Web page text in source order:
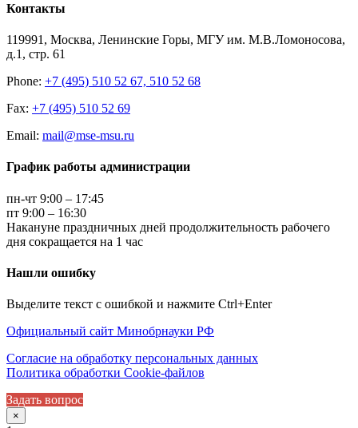
Контакты
119991, Москва, Ленинские Горы, МГУ им. М.В.Ломоносова,
д.1, стр. 61
Phone: +7 (495) 510 52 67, 510 52 68
Fax: +7 (495) 510 52 69
Email: mail@mse-msu.ru
График работы администрации
пн-чт 9:00 – 17:45
пт 9:00 – 16:30
Накануне праздничных дней продолжительность рабочего
дня сокращается на 1 час
Нашли ошибку
Выделите текст с ошибкой и нажмите Ctrl+Enter
Официальный сайт Минобрнауки РФ
Согласие на обработку персональных данных
Политика обработки Cookie-файлов
Задать вопрос
×